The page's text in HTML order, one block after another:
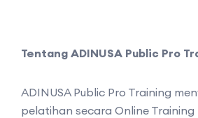
Tentang ADINUSA Public Pro
ADINUSA Public Pro Training
pelatihan secara Online